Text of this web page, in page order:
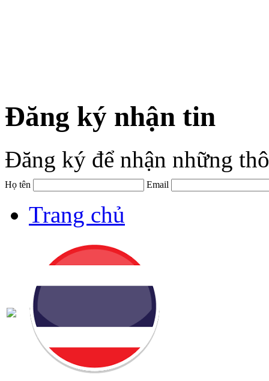
Đăng ký nhận tin
Đăng ký để nhận những
Họ tên Email
Trang chủ